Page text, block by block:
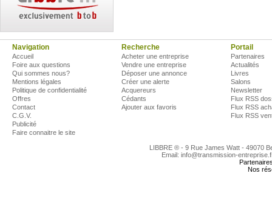
Navigation
Accueil
Foire aux questions
Qui sommes nous?
Mentions légales
Politique de confidentialité
Offres
Contact
C.G.V.
Publicité
Faire connaitre le site
Recherche
Acheter une entreprise
Vendre une entreprise
Déposer une annonce
Créer une alerte
Acquereurs
Cédants
Ajouter aux favoris
Portail
Partenaires
Actualités
Livres
Salons
Newsletter
Flux RSS
Flux RSS
Flux RSS
LIBBRE ® - 9 Rue James Watt - 49070
Email: info@transmission-
Nos